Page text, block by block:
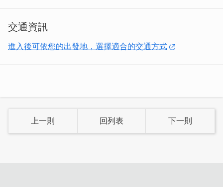
交通資訊
進入後可依您的出發地，選擇適合的交通方式
上一則 回列表 下一則